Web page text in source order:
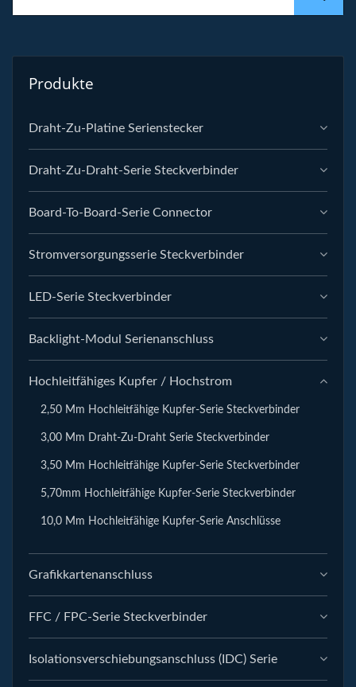
Produkte
Draht-Zu-Platine Serienstecker
Draht-Zu-Draht-Serie Steckverbinder
Board-To-Board-Serie Connector
Stromversorgungsserie Steckverbinder
LED-Serie Steckverbinder
Backlight-Modul Serienanschluss
Hochleitfähiges Kupfer / Hochstrom
2,50 Mm Hochleitfähige Kupfer-Serie Steckverbinder
3,00 Mm Draht-Zu-Draht Serie Steckverbinder
3,50 Mm Hochleitfähige Kupfer-Serie Steckverbinder
5,70mm Hochleitfähige Kupfer-Serie Steckverbinder
10,0 Mm Hochleitfähige Kupfer-Serie Anschlüsse
Grafikkartenanschluss
FFC / FPC-Serie Steckverbinder
Isolationsverschiebungsanschluss (IDC) Serie